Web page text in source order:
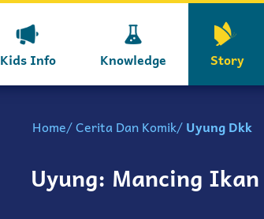
Kids Info Knowledge Story
Home Cerita Dan Komik Uyung Dkk
Uyung: Mancing Ikan